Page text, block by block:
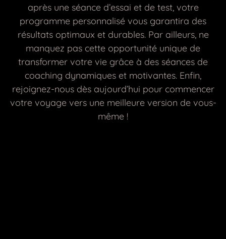
après une séance d’essai et de test, votre
programme personnalisé vous garantira des
résultats optimaux et durables. Par ailleurs, ne
manquez pas cette opportunité unique de
transformer votre vie grâce à des séances de
coaching dynamiques et motivantes. Enfin,
rejoignez-nous dès aujourd’hui pour commencer
votre voyage vers une meilleure version de vous-
même !